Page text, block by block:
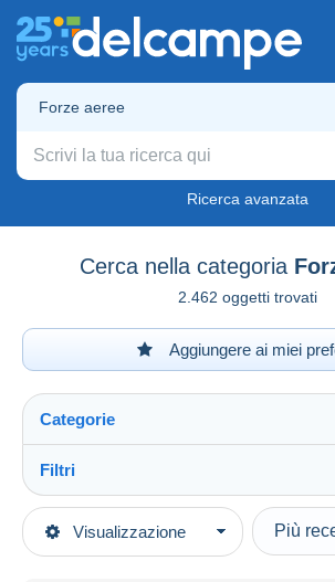
Forze aeree
Ricerca avanzata
Cerca nella categoria
2.462 oggetti trovati
Aggiungere ai miei
Visualizzazione
Categorie
Categorie principali
Filtri
Tipo di vendita
In corso